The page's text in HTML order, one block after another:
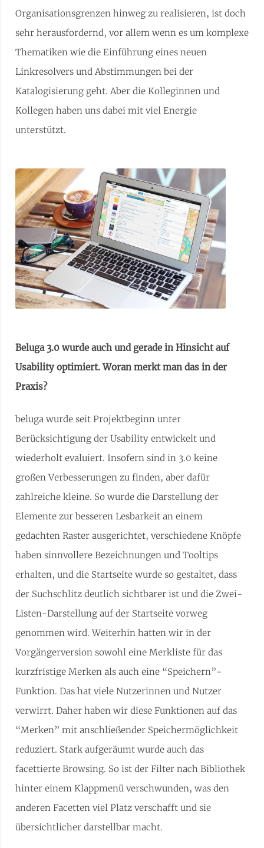
Organisationsgrenzen hinweg zu realisieren, ist doch
sehr herausfordernd, vor allem wenn es um komplexe
Thematiken wie die Einführung eines neuen
Linkresolvers und Abstimmungen bei der
Katalogisierung geht. Aber die Kolleginnen und
Kollegen haben uns dabei mit viel Energie
unterstützt.
Beluga 3.0 wurde auch und gerade in Hinsicht auf
Usability optimiert. Woran merkt man das in der
Praxis?
beluga wurde seit Projektbeginn unter
Berücksichtigung der Usability entwickelt und
wiederholt evaluiert. Insofern sind in 3.0 keine
großen Verbesserungen zu finden, aber dafür
zahlreiche kleine. So wurde die Darstellung der
Elemente zur besseren Lesbarkeit an einem
gedachten Raster ausgerichtet, verschiedene Knöpfe
haben sinnvollere Bezeichnungen und Tooltips
erhalten, und die Startseite wurde so gestaltet, dass
der Suchschlitz deutlich sichtbarer ist und die Zwei-
Listen-Darstellung auf der Startseite vorweg
genommen wird. Weiterhin hatten wir in der
Vorgängerversion sowohl eine Merkliste für das
kurzfristige Merken als auch eine “Speichern”-
Funktion. Das hat viele Nutzerinnen und Nutzer
verwirrt. Daher haben wir diese Funktionen auf das
“Merken” mit anschließender Speichermöglichkeit
reduziert. Stark aufgeräumt wurde auch das
facettierte Browsing. So ist der Filter nach Bibliothek
hinter einem Klappmenü verschwunden, was den
anderen Facetten viel Platz verschafft und sie
übersichtlicher darstellbar macht.